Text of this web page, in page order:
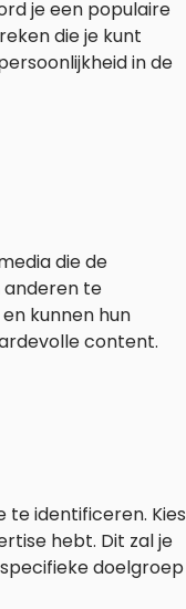
je een populaire
die je kunt
in de
die de
anderen te
kunnen hun
content.
te identificeren. Kies
hebt. Dit zal je
doelgroep